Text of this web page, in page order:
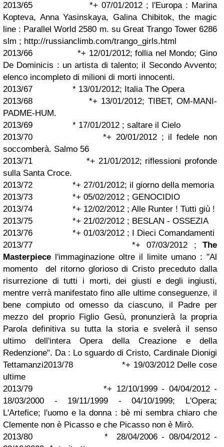
2013/65 *+ 07/01/2012 ; l'Europa : Marina
Kopteva, Anna Yasinskaya, Galina Chibitok, the magic
line : Parallel World 2580 m. su Great Trango Tower 6286
slm ; http://russianclimb.com/trango_girls.html
2013/66 *+ 12/01/2012; follia nel Mondo; Gino
De Dominicis : un artista di talento; il Secondo Avvento;
elenco incompleto di milioni di morti innocenti.
2013/67 * 13/01/2012; Italia The Opera
2013/68 *+ 13/01/2012; TIBET, OM-MANI-
PADME-HUM.
2013/69 * 17/01/2012 ; saltare il Cielo
2013/70 *+ 20/01/2012 ; il fedele non
soccomberà. Salmo 56
2013/71 *+ 21/01/2012; riflessioni profonde
sulla Santa Croce.
2013/72 *+ 27/01/2012; il giorno della memoria
2013/73 *+ 05/02/2012 ; GENOCIDIO
2013/74 *+ 12/02/2012 ; Alle Runter ! Tutti giù !
2013/75 *+ 21/02/2012 ; BESLAN - OSSEZIA
2013/76 *+ 01/03/2012 ; I Dieci Comandamenti
2013/77 *+ 07/03/2012 ; The
Masterpiece l'immaginazione oltre il limite umano : "Al
momento del ritorno glorioso di Cristo preceduto dalla
risurrezione di tutti i morti, dei giusti e degli ingiusti,
mentre verrà manifestato fino alle ultime conseguenze, il
bene compiuto od omesso da ciascuno, il Padre per
mezzo del proprio Figlio Gesù, pronunzierà la propria
Parola definitiva su tutta la storia e svelerà il senso
ultimo dell'intera Opera della Creazione e della
Redenzione". Da : Lo sguardo di Cristo, Cardinale Dionigi
Tettamanzi2013/78 *+ 19/03/2012 Delle cose
ultime
2013/79 *+ 12/10/1999 - 04/04/2012 -
18/03/2000 - 19/11/1999 - 04/10/1999; L'Opera;
L'Artefice; l'uomo e la donna : bè mi sembra chiaro che
Clemente non è Picasso e che Picasso non è Mirò.
2013/80 * 28/04/2006 - 08/04/2012 -